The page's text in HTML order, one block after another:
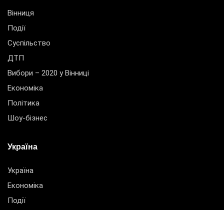
Вінниця
Події
Суспільство
ДТП
Вибори – 2020 у Вінниці
Економіка
Політика
Шоу-бізнес
Україна
Україна
Економіка
Події